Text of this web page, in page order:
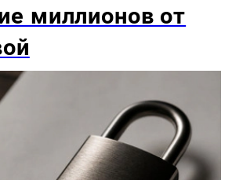
миллионов от